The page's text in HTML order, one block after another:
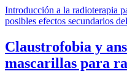
Introducción a la radioterapia
posibles efectos secundarios
Claustrofobia y
mascarillas para